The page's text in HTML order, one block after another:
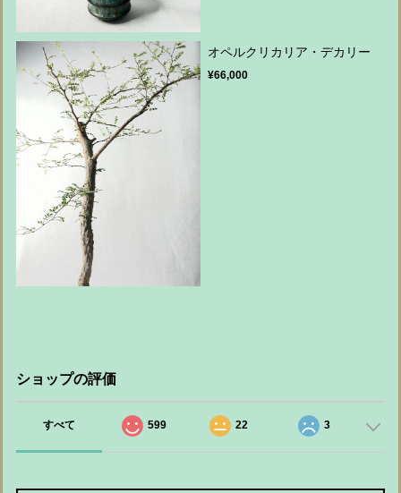
オペルクリカリア・デカリー
¥66,000
ショップの評価
すべて 599 22 3